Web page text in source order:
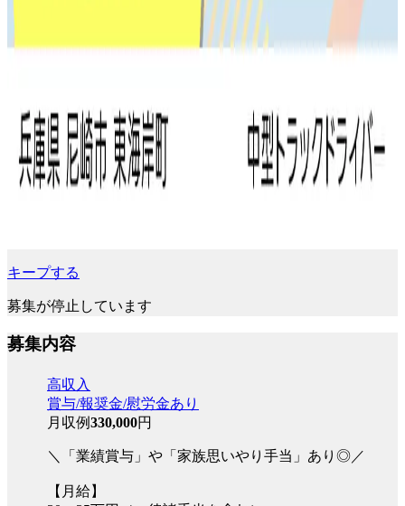
キープする
募集が停止しています
募集内容
高収入
賞与/報奨金/慰労金あり
月収例330,000円
＼「業績賞与」や「家族思いやり手当」あり◎／
【月給】